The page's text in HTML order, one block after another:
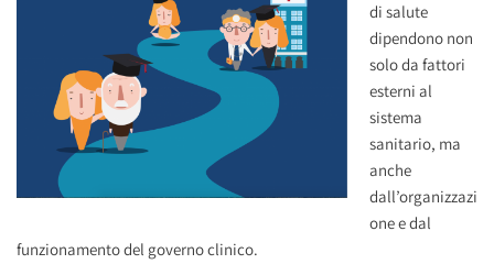
di salute
dipendono non
solo da fattori
esterni al
sistema
sanitario, ma
anche
dall’organizzazi
one e dal
funzionamento del governo clinico.